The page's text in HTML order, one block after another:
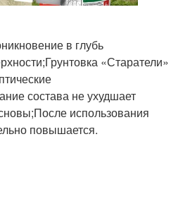
в глубь
«Старатели»
состава не ухудшает
использования
повышается.